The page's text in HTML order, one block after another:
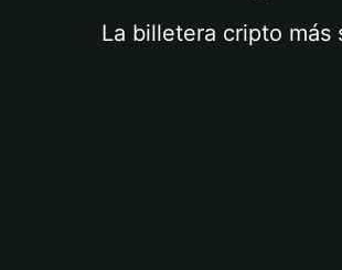
La billetera cripto